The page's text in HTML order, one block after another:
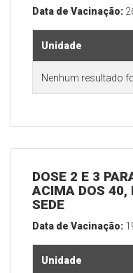
Data de Vacinação:
Unidade
Nenhum resultado
DOSE 2 E 3
ACIMA DOS 40,
SEDE
Data de Vacinação:
Unidade